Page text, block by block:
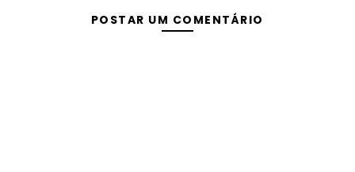
POSTAR UM COMENTÁRIO